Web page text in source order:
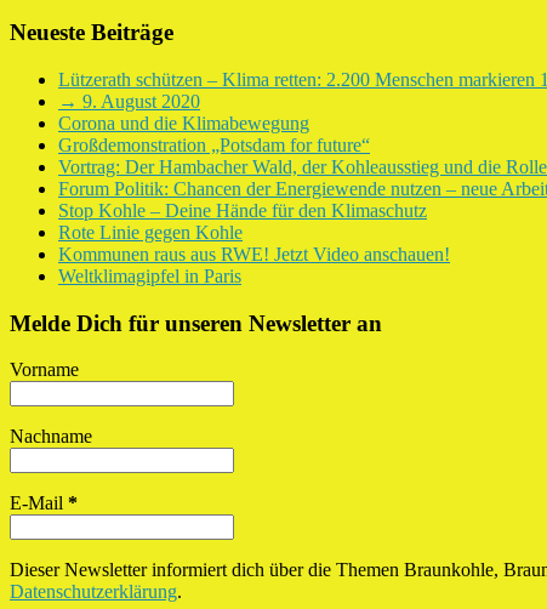
Neueste Beiträge
Lützerath schützen – Klima retten: 2.200 Menschen markieren
→ 9. August 2020
Corona und die Klimabewegung
Großdemonstration „Potsdam for future“
Vortrag: Der Hambacher Wald, der Kohleausstieg und die
Forum Politik: Chancen der Energiewende nutzen – neue
Stop Kohle – Deine Hände für den Klimaschutz
Rote Linie gegen Kohle
Kommunen raus aus RWE! Jetzt Video anschauen!
Weltklimagipfel in Paris
Melde Dich für unseren Newsletter an
Vorname
Nachname
E-Mail *
Dieser Newsletter informiert dich über die Themen Braunkohle,
Datenschutzerklärung.